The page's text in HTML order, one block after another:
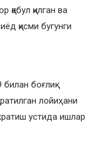
қабул қилган ва
қисми бугунги
боғлиқ
лойиҳани
устида ишлар